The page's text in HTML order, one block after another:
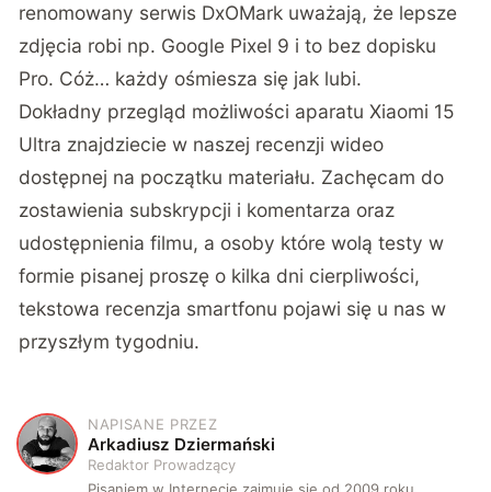
renomowany serwis DxOMark uważają, że lepsze
zdjęcia robi np. Google Pixel 9 i to bez dopisku
Pro. Cóż… każdy ośmiesza się jak lubi.
Dokładny przegląd możliwości aparatu Xiaomi 15
Ultra znajdziecie w naszej recenzji wideo
dostępnej na początku materiału. Zachęcam do
zostawienia subskrypcji i komentarza oraz
udostępnienia filmu, a osoby które wolą testy w
formie pisanej proszę o kilka dni cierpliwości,
tekstowa recenzja smartfonu pojawi się u nas w
przyszłym tygodniu.
A
NAPISANE PRZEZ
Arkadiusz Dziermański
Redaktor Prowadzący
Pisaniem w Internecie zajmuję się od 2009 roku.